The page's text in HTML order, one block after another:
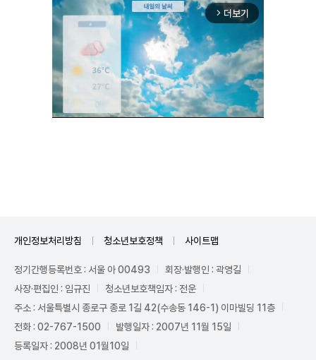
arrow_forward_ios 더보기
개인정보처리방침 청소년보호정책 사이트맵
정기간행등록번호 : 서울 아 00493
회장·발행인 : 곽영길
사장·편집인 : 임규진
청소년보호책임자 : 전운
주소 : 서울특별시 종로구 종로 1길 42(수송동 146-1) 이마빌딩 11층
전화 : 02-767-1500
발행일자 : 2007년 11월 15일
등록일자 : 2008년 01월10일